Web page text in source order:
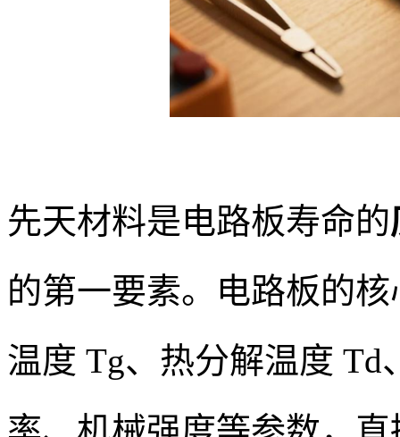
先天材料是电路板寿命的
的第一要素。电路板的
温度 Tg、热分解温度